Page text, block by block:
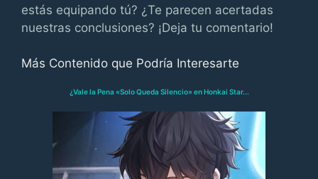
estás equipando tú? ¿Te parecen acertadas
nuestras conclusiones? ¡Deja tu comentario!
Más Contenido que Podría Interesarte
¿Vale la Pena «Solo Queda Silencio» en Honkai Star...